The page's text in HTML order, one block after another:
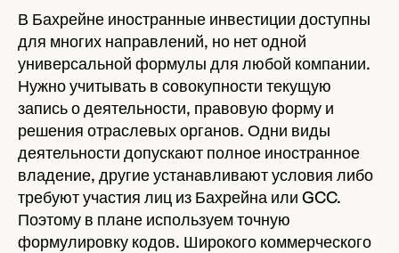
В Бахрейне иностранные инвестиции доступны
для многих направлений, но нет одной
универсальной формулы для любой компании.
Нужно учитывать в совокупности текущую
запись о деятельности, правовую форму и
решения отраслевых органов. Одни виды
деятельности допускают полное иностранное
владение, другие устанавливают условия либо
требуют участия лиц из Бахрейна или GCC.
Поэтому в плане используем точную
формулировку кодов. Широкого коммерческого